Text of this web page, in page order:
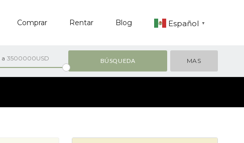
Comprar Rentar Blog Español ▼
a 3500000USD MAS